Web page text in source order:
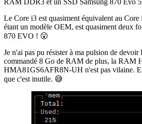
Le Core i3 est quasiment équivalent au
étant un modèle OEM, est quasiment deux
870 EVO ! 😮
Je n'ai pas pu résister à ma pulsion de devoir
commandé 8 Go de RAM de plus, la RAM
HMA81GS6AFR8N-UH n'est pas vilaine.
que c'est inutile. 😅